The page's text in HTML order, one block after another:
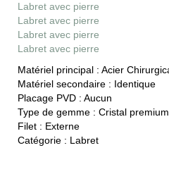
Labret avec pierre
Labret avec pierre
Labret avec pierre
Labret avec pierre
Matériel principal : Acier
Matériel secondaire : Identique
Placage PVD : Aucun
Type de gemme : Cristal premium
Filet : Externe
Catégorie : Labret